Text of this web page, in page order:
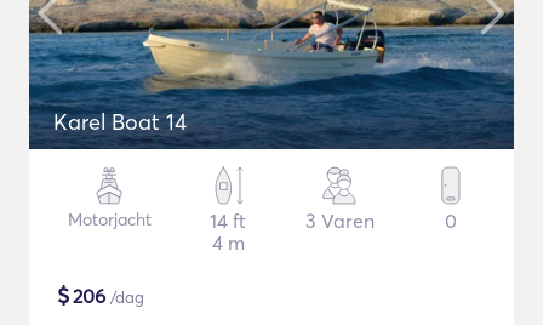
Karel Boat 14
Motorjacht
14 ft
4 m
3 Varen 0
$206 /dag